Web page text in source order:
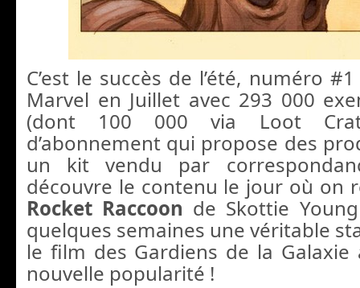
C’est le succès de l’été, numéro
Marvel en Juillet avec 293 000
(dont 100 000 via Loot
d’abonnement qui propose des
un kit vendu par
découvre le contenu le jour où on
Rocket Raccoon de Skottie
quelques semaines une véritable
le film des Gardiens de la
nouvelle popularité !